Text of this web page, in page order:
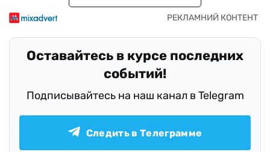
Оставайтесь в курсе последних
событий!
Подписывайтесь на наш канал в Telegram
Следить в Телеграмме